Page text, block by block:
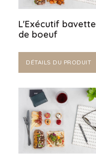
L'Exécutif bavette
de boeuf
DÉTAILS DU PRODUIT